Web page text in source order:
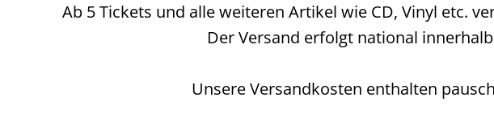
Ab 5 Tickets und alle weiteren Artikel wie CD, Vinyl etc.
Der Versand erfolgt national
Unsere Versandkosten enthalten